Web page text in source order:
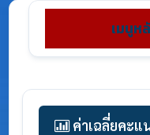
เมนูห
ค่าเฉลี่ยคะแ